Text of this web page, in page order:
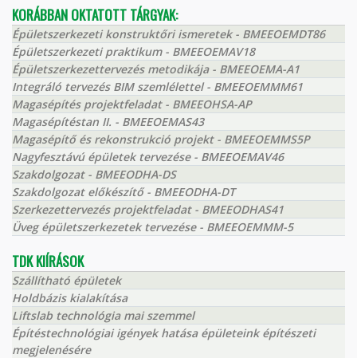
KORÁBBAN OKTATOTT TÁRGYAK:
Épületszerkezeti konstruktőri ismeretek - BMEEOEMDT86
Épületszerkezeti praktikum - BMEEOEMAV18
Épületszerkezettervezés metodikája - BMEEOEMA-A1
Integráló tervezés BIM szemlélettel - BMEEOEMMM61
Magasépítés projektfeladat - BMEEOHSA-AP
Magasépítéstan II. - BMEEOEMAS43
Magasépítő és rekonstrukció projekt - BMEEOEMMS5P
Nagyfesztávú épületek tervezése - BMEEOEMAV46
Szakdolgozat - BMEEODHA-DS
Szakdolgozat előkészítő - BMEEODHA-DT
Szerkezettervezés projektfeladat - BMEEODHAS41
Üveg épületszerkezetek tervezése - BMEEOEMMM-5
TDK KIÍRÁSOK
Szállítható épületek
Holdbázis kialakítása
Liftslab technológia mai szemmel
Építéstechnológiai igények hatása épületeink építészeti
megjelenésére